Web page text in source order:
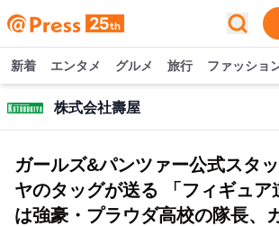
新着 エンタメ グルメ 旅行 ファッショ
株式会社壽屋
ガールズ&パンツァー公式スタ
ヤのタッグが送る 「フィギュア
は強豪・プラウダ高校の隊長、